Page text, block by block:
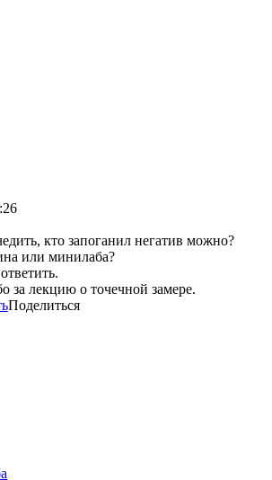
кто запоганил негатив можно?
или минилаба?
за лекцию о точечной замере.
Поделиться